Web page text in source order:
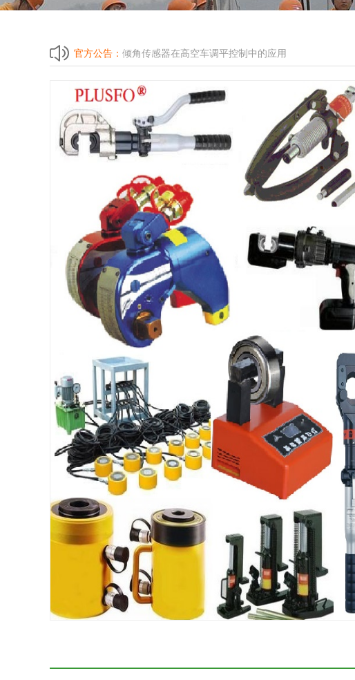
官方公告：
MAM-A/MAM-B/MAM-F电动机保护器常见故障
冶金行业钢铁厂，针对钢线、棒材测温解决方案